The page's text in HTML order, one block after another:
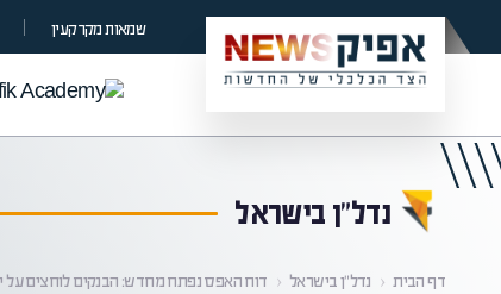
שמאות מקרקעין
נדל”ן בישראל
דף הבית ‹ נדל”ן בישראל ‹ דוח האפס נפתח מחדש: הבנקים לוחצים על